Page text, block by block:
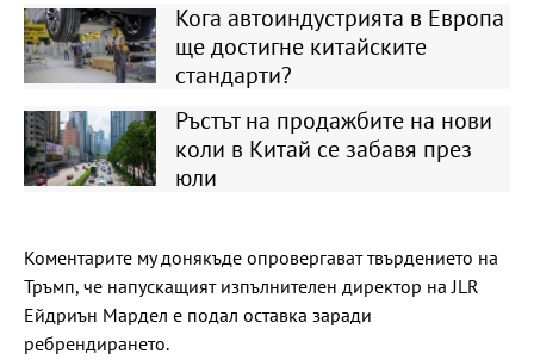
Кога автоиндустрията в Европа
ще достигне китайските
стандарти?
Ръстът на продажбите на нови
коли в Китай се забавя през
юли
Коментарите му донякъде опровергават твърдението на
Тръмп, че напускащият изпълнителен директор на JLR
Ейдриън Мардел е подал оставка заради
ребрендирането.